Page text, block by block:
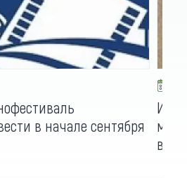
в начале сентября
в